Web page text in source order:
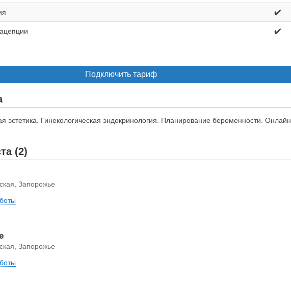
✔️
✔️
Подключить тариф
эстетика. Гинекологическая эндокринология. Планирование беременности. Онлайн
(2)
Запорожье
Запорожье